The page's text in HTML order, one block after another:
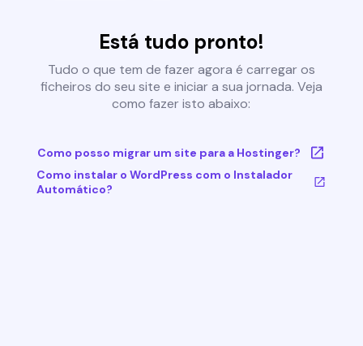
Está tudo pronto!
Tudo o que tem de fazer agora é carregar os
ficheiros do seu site e iniciar a sua jornada. Veja
como fazer isto abaixo:
Como posso migrar um site para a Hostinger?
Como instalar o WordPress com o Instalador
Automático?